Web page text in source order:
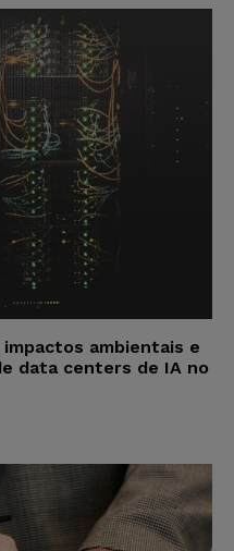
ambientais e
data centers de IA no